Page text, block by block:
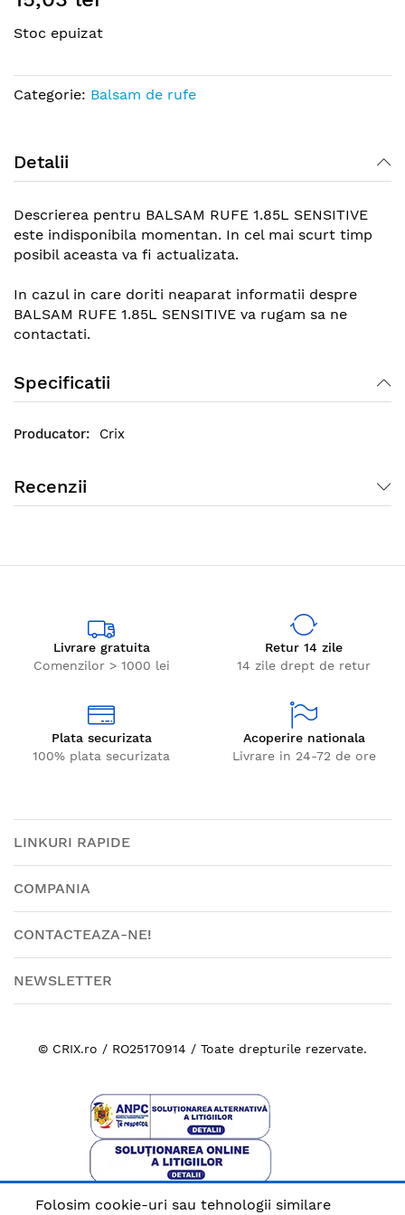
beginning
the
images
Stoc epuizat
Categorie: Balsam de rufe
Detalii
Descrierea pentru BALSAM RUFE 1.85L SENSITIVE
este indisponibila momentan. In cel mai scurt timp
posibil aceasta va fi actualizata.
In cazul in care doriti neaparat informatii despre
BALSAM RUFE 1.85L SENSITIVE va rugam sa ne
contactati.
Specificatii
Crix
Recenzii
Livrare gratuita
Comenzilor > 1000 lei
Retur 14 zile
14 zile drept de retur
Plata securizata
100% plata securizata
Acoperire nationala
Livrare in 24-72 de ore
LINKURI RAPIDE
COMPANIA
CONTACTEAZA-NE!
NEWSLETTER
© CRIX.ro / RO25170914 / Toate drepturile rezervate.
Plata sigura cu
Folosim cookie-uri sau tehnologii similare